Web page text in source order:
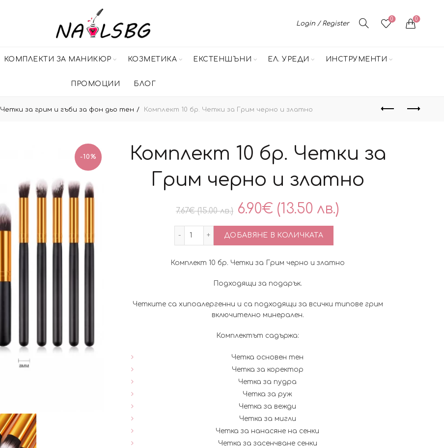
Login / Register
0 0
КОМПЛЕКТИ ЗА МАНИКЮР КОЗМЕТИКА ЕКСТЕНШЪНИ ЕЛ. УРЕДИ ИНСТРУМЕНТИ
ПРОМОЦИИ БЛОГ
Четки за грим и гъби за фон дьо тен Комплект 10 бр. Четки за Грим черно и златно
-10%
Комплект 10 бр. Четки за
Грим черно и златно
7.67€ (15.00 лв.) Original
price
лв.).
6.90€ (13.50 лв.)
количество за Комплект 10 бр. Четки за Грим черно и златно
ДОБАВЯНЕ В КОЛИЧКАТА
Комплект 10 бр. Четки за Грим черно и златно
Подходящи за подарък.
Четките са хипоалергенни и са подходящи за всички типове грим
включително минерален.
Комплектът садържа:
Четка основен тен
Четка за коректор
Четка за пудра
Четка за руж
Четка за вежди
Четка за мигли
Четка за нанасяне на сенки
Четка за засенчване сенки